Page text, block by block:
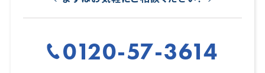
0120-57-3614